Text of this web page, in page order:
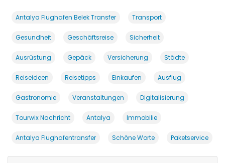
Antalya Flughafen Belek Transfer Transport
Gesundheit Geschäftsreise Sicherheit
Ausrüstung Gepäck Versicherung Städte
Reiseideen Reisetipps Einkaufen Ausflug
Gastronomie Veranstaltungen Digitalisierung
Tourwix Nachricht Antalya Immobilie
Antalya Flughafentransfer Schöne Worte Paketservice